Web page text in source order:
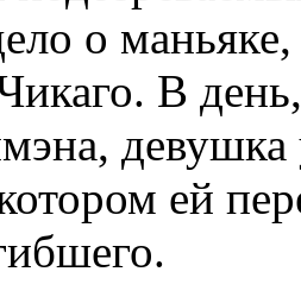
о
В
девушка
ей